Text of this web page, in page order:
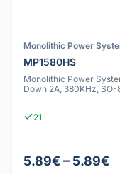
Monolithic Power
MP1580HS
Monolithic Power
Down 2A, 380KHz, SO-
21
5.89€ – 5.89€